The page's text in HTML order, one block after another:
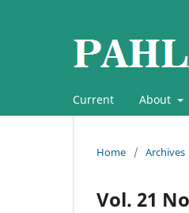
Current About
Home / Archives
Vol. 21